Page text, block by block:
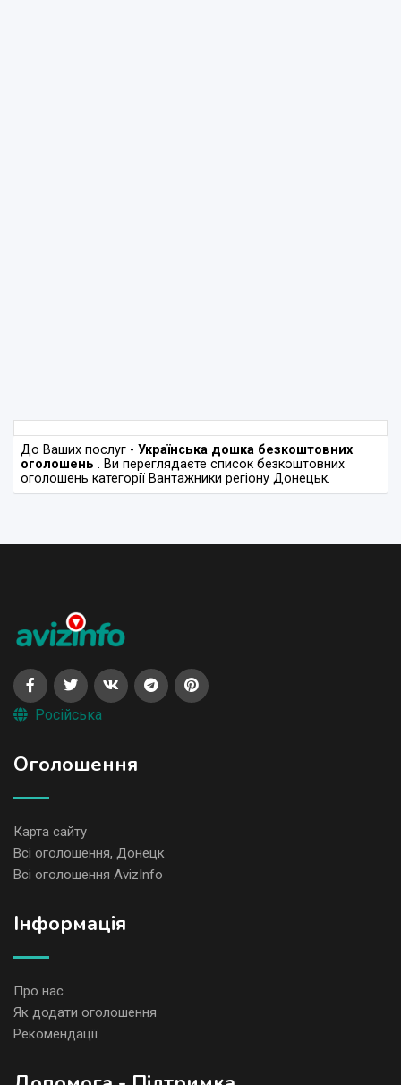
До Ваших послуг - Українська дошка безкоштовних
оголошень . Ви переглядаєте список безкоштовних
оголошень категорії Вантажники регіону Донецьк.
Російська
Оголошення
Карта сайту
Всі оголошення, Донецк
Всі оголошення AvizInfo
Iнформація
Про нас
Як додати оголошення
Рекомендації